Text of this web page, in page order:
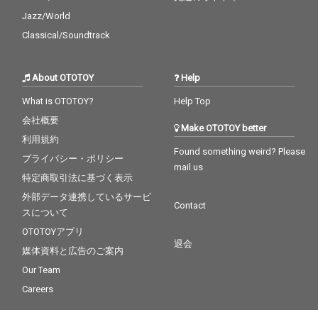
Jazz/World
Classical/Soundtrack
About OTOTOY
What is OTOTOY?
会社概要
利用規約
プライバシー・ポリシー
特定商取引法に基づく表示
外部データ連携しているサービ
スについて
OTOTOYアプリ
媒体資料と広告のご案内
Our Team
Careers
Help
Help Top
Make OTOTOY better
Found something weird? Please
mail us
Contact
退会